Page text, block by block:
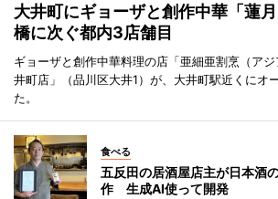
大井町にギョーザと創作中華「蓮
橋に次ぐ都内3店舗目
ギョーザと創作中華料理の店「亜細亜割烹（ア
井町店」（品川区大井1）が、大井町駅近くにオ
た。
食べる
五反田の居酒屋店主が日本酒
作 生成AI使って開発